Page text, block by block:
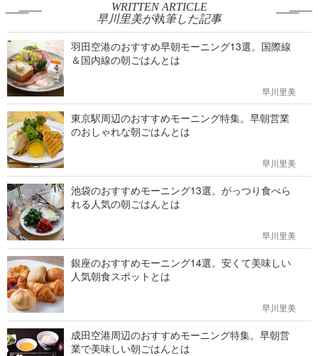
WRITTEN ARTICLE
早川里美が執筆した記事
羽田空港のおすすめ早朝モーニング13選。国際線
＆国内線の朝ごはんとは
早川里美
東京駅周辺のおすすめモーニング特集。早朝営業
のおしゃれな朝ごはんとは
早川里美
池袋のおすすめモーニング13選。がっつり食べら
れる人気の朝ごはんとは
早川里美
銀座のおすすめモーニング14選。安くて美味しい
人気朝食スポットとは
早川里美
成田空港周辺のおすすめモーニング特集。早朝営
業で美味しい朝ごはんとは